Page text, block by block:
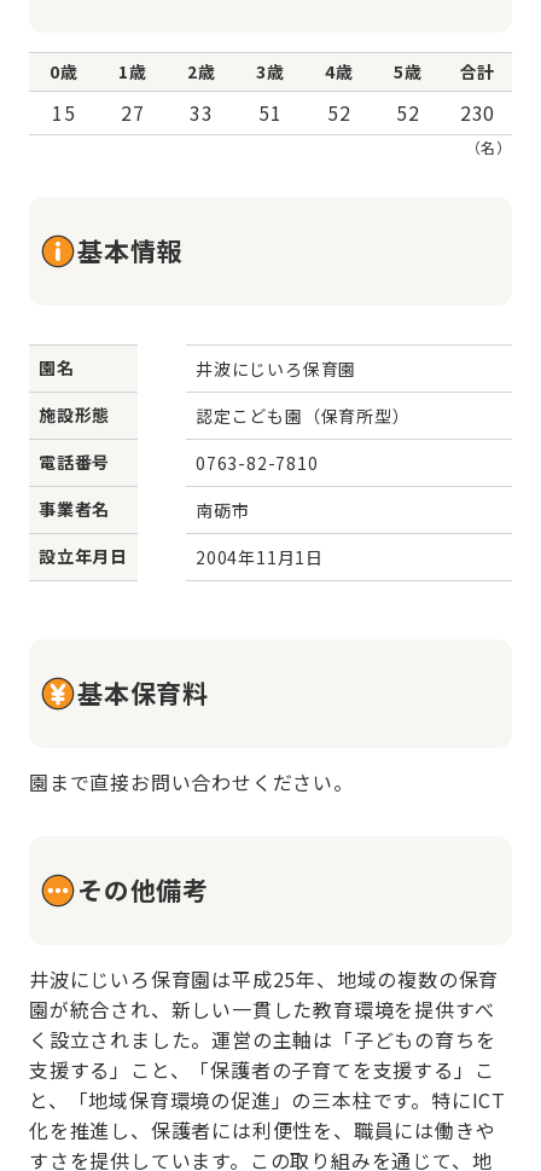
0歳 1歳 2歳 3歳 4歳 5歳 合計
15 27 33 51 52 52 230
（名）
基本情報
園名
井波にじいろ保育園
施設形態
認定こども園（保育所型）
電話番号
0763-82-7810
事業者名
南砺市
設立年月日
2004年11月1日
基本保育料
園まで直接お問い合わせください。
その他備考
井波にじいろ保育園は平成25年、地域の複数の保育
園が統合され、新しい一貫した教育環境を提供すべ
く設立されました。運営の主軸は「子どもの育ちを
支援する」こと、「保護者の子育てを支援する」こ
と、「地域保育環境の促進」の三本柱です。特にICT
化を推進し、保護者には利便性を、職員には働きや
すさを提供しています。この取り組みを通じて、地